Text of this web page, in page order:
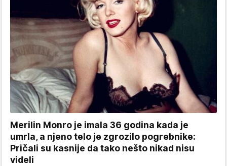
Merilin Monro je imala 36 godina kada je
umrla, a njeno telo je zgrozilo pogrebnike:
Pričali su kasnije da tako nešto nikad nisu
videli